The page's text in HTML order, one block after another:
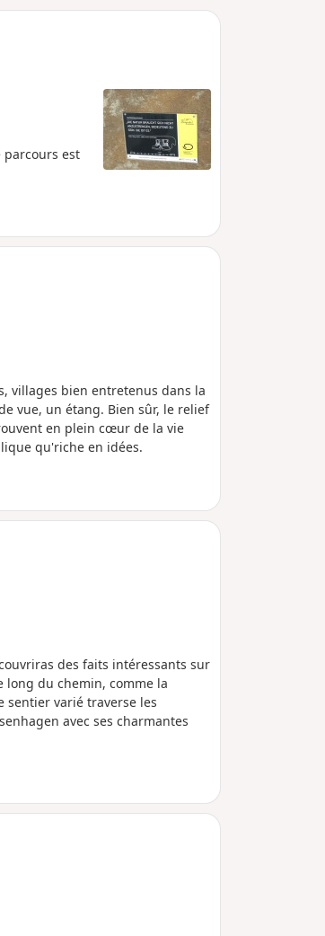
parcours est
villages bien entretenus dans la
vue, un étang. Bien sûr, le relief
en plein cœur de la vie
qu'riche en idées.
des faits intéressants sur
long du chemin, comme la
sentier varié traverse les
avec ses charmantes